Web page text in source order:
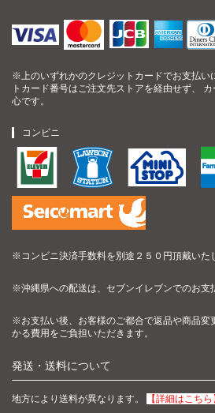
※上のいずれかのクレジットカードでお支払い
トカード番号はご注文先ストアを経由せず、
心です。
コンビニ
※コンビニ決済手数料を別途２５０円頂戴いた
※沖縄県への配送は、セブンイレブンでのお支
※お支払い後、お客様のご都合で返品や商品変
かる費用をご負担いただきます。
発送・送料について
地方により送料が異なります。 【詳細はこちら